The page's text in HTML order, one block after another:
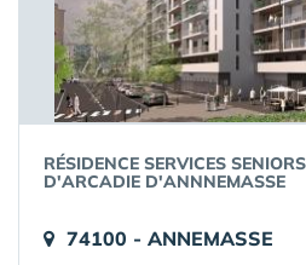
RÉSIDENCE SERVICES
D'ARCADIE D'ANNNEMASSE
74100 - ANNEMASSE